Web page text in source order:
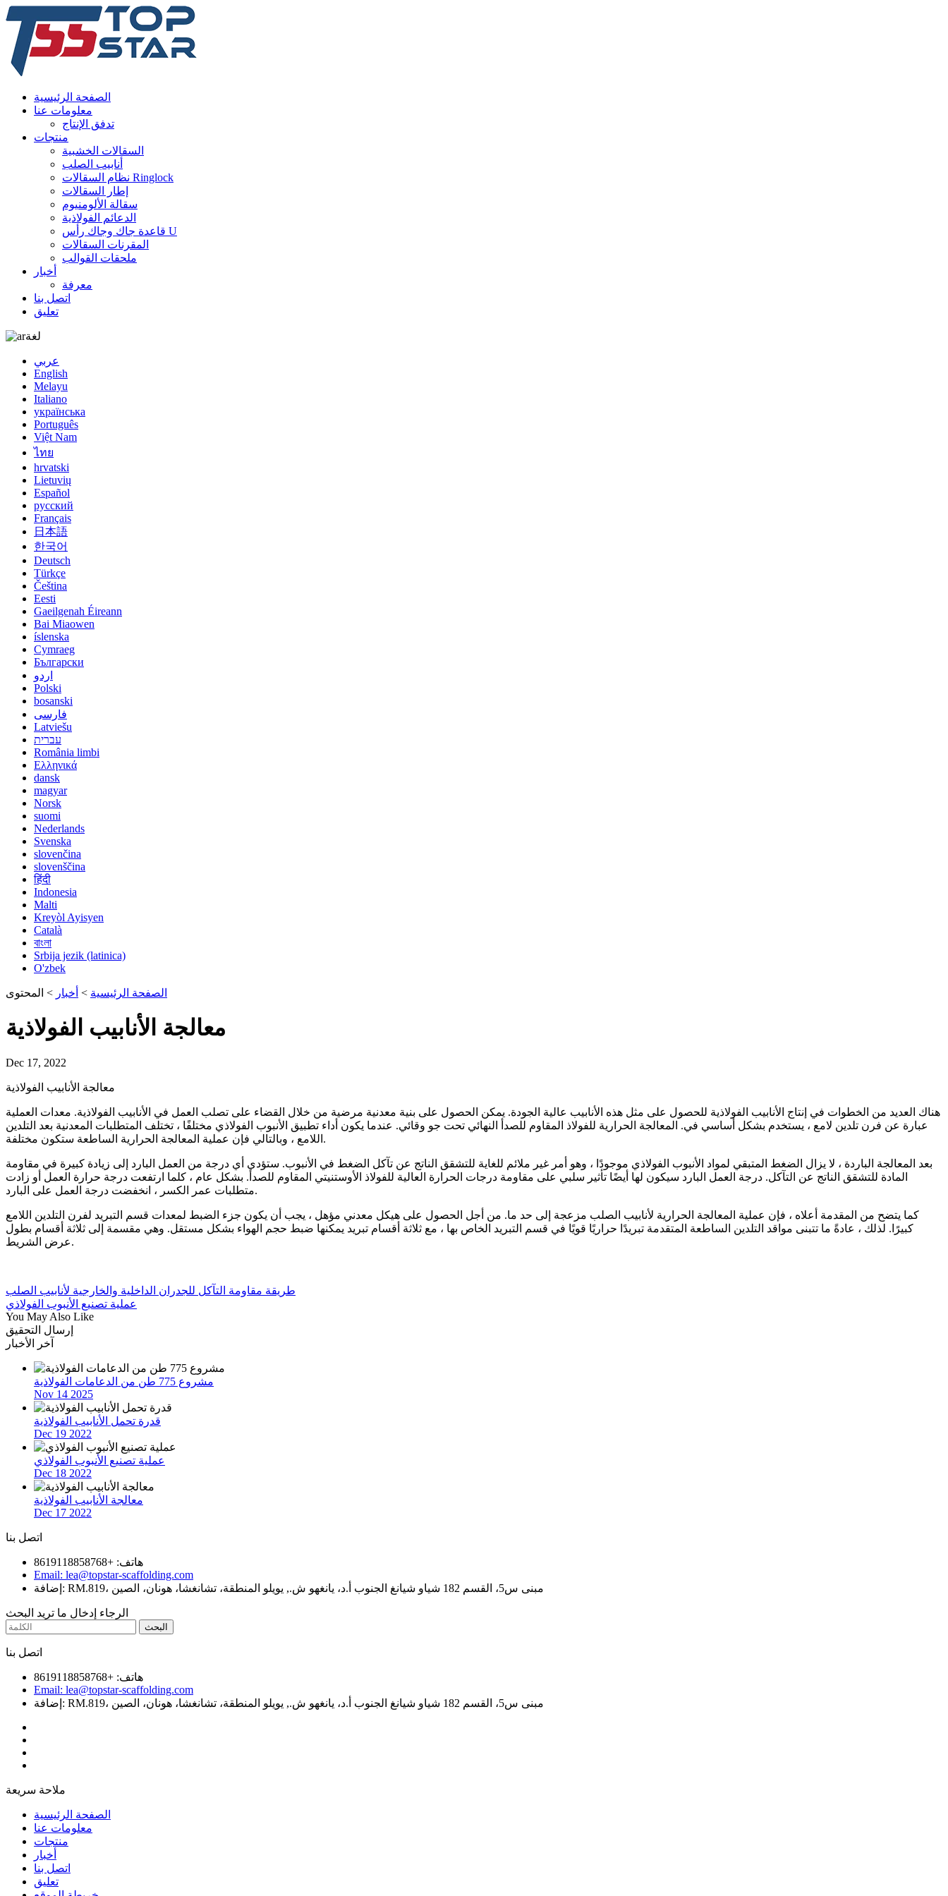
الصفحة الرئيسية
معلومات عنا
تدفق الإنتاج
منتجات
السقالات الخشبية
أنابيب الصلب
نظام السقالات Ringlock
إطار السقالات
سقالة الألومنيوم
الدعائم الفولاذية
قاعدة جاك وجاك رأس U
المقرنات السقالات
ملحقات القوالب
أخبار
معرفة
اتصل بنا
تعليق
لغة
عربي
English
Melayu
Italiano
українська
Português
Việt Nam
ไทย
hrvatski
Lietuvių
Español
русский
Français
日本語
한국어
Deutsch
Türkçe
Čeština
Eesti
Gaeilgenah Éireann
Bai Miaowen
íslenska
Cymraeg
Български
اردو
Polski
bosanski
فارسی
Latviešu
עברית
România limbi
Ελληνικά
dansk
magyar
Norsk
suomi
Nederlands
Svenska
slovenčina
slovenščina
हिंदी
Indonesia
Malti
Kreyòl Ayisyen
Català
বাংলা
Srbija jezik (latinica)
O'zbek
الصفحة الرئيسية > أخبار > المحتوى
معالجة الأنابيب الفولاذية
Dec 17, 2022
معالجة الأنابيب الفولاذية
هناك العديد من الخطوات في إنتاج الأنابيب الفولاذية للحصول على مثل هذه الأنابيب عالية الجودة. يمكن الحصول على بنية معدنية مرضية من خلال القضاء على تصلب العمل في الأنابيب الفولاذية. معدات العملية
عبارة عن فرن تلدين لامع ، يستخدم بشكل أساسي في. المعالجة الحرارية للفولاذ المقاوم للصدأ النهائي تحت جو وقائي. عندما يكون أداء تطبيق الأنبوب الفولاذي مختلفًا ، تختلف المتطلبات المعدنية بعد التلدين
اللامع ، وبالتالي فإن عملية المعالجة الحرارية الساطعة ستكون مختلفة.
بعد المعالجة الباردة ، لا يزال الضغط المتبقي لمواد الأنبوب الفولاذي موجودًا ، وهو أمر غير ملائم للغاية للتشقق الناتج عن تآكل الضغط في الأنبوب. ستؤدي أي درجة من العمل البارد إلى زيادة كبيرة في مقاومة
المادة للتشقق الناتج عن التآكل. درجة العمل البارد سيكون لها أيضًا تأثير سلبي على مقاومة درجات الحرارة العالية للفولاذ الأوستنيتي المقاوم للصدأ. بشكل عام ، كلما ارتفعت درجة حرارة العمل أو زادت
متطلبات عمر الكسر ، انخفضت درجة العمل على البارد.
كما يتضح من المقدمة أعلاه ، فإن عملية المعالجة الحرارية لأنابيب الصلب مزعجة إلى حد ما. من أجل الحصول على هيكل معدني مؤهل ، يجب أن يكون جزء الضبط لمعدات قسم التبريد لفرن التلدين اللامع
كبيرًا. لذلك ، عادةً ما تتبنى مواقد التلدين الساطعة المتقدمة تبريدًا حراريًا قويًا في قسم التبريد الخاص بها ، مع ثلاثة أقسام تبريد يمكنها ضبط حجم الهواء بشكل مستقل. وهي مقسمة إلى ثلاثة أقسام بطول
عرض الشريط.
طريقة مقاومة التآكل للجدران الداخلية والخارجية لأنابيب الصلب
عملية تصنيع الأنبوب الفولاذي
You May Also Like
إرسال التحقيق
آخر الأخبار
مشروع 775 طن من الدعامات الفولاذية
Nov 14 2025
قدرة تحمل الأنابيب الفولاذية
Dec 19 2022
عملية تصنيع الأنبوب الفولاذي
Dec 18 2022
معالجة الأنابيب الفولاذية
Dec 17 2022
اتصل بنا
هاتف: +8619118858768
Email: lea@topstar-scaffolding.com
إضافة: RM.819، مبنى س5، القسم 182 شياو شيانغ الجنوب أ.د، يانغهو ش., يويلو المنطقة، تشانغشا، هونان، الصين
الرجاء إدخال ما تريد البحث
اتصل بنا
هاتف: +8619118858768
Email: lea@topstar-scaffolding.com
إضافة: RM.819، مبنى س5، القسم 182 شياو شيانغ الجنوب أ.د، يانغهو ش., يويلو المنطقة، تشانغشا، هونان، الصين
ملاحة سريعة
الصفحة الرئيسية
معلومات عنا
منتجات
أخبار
اتصل بنا
تعليق